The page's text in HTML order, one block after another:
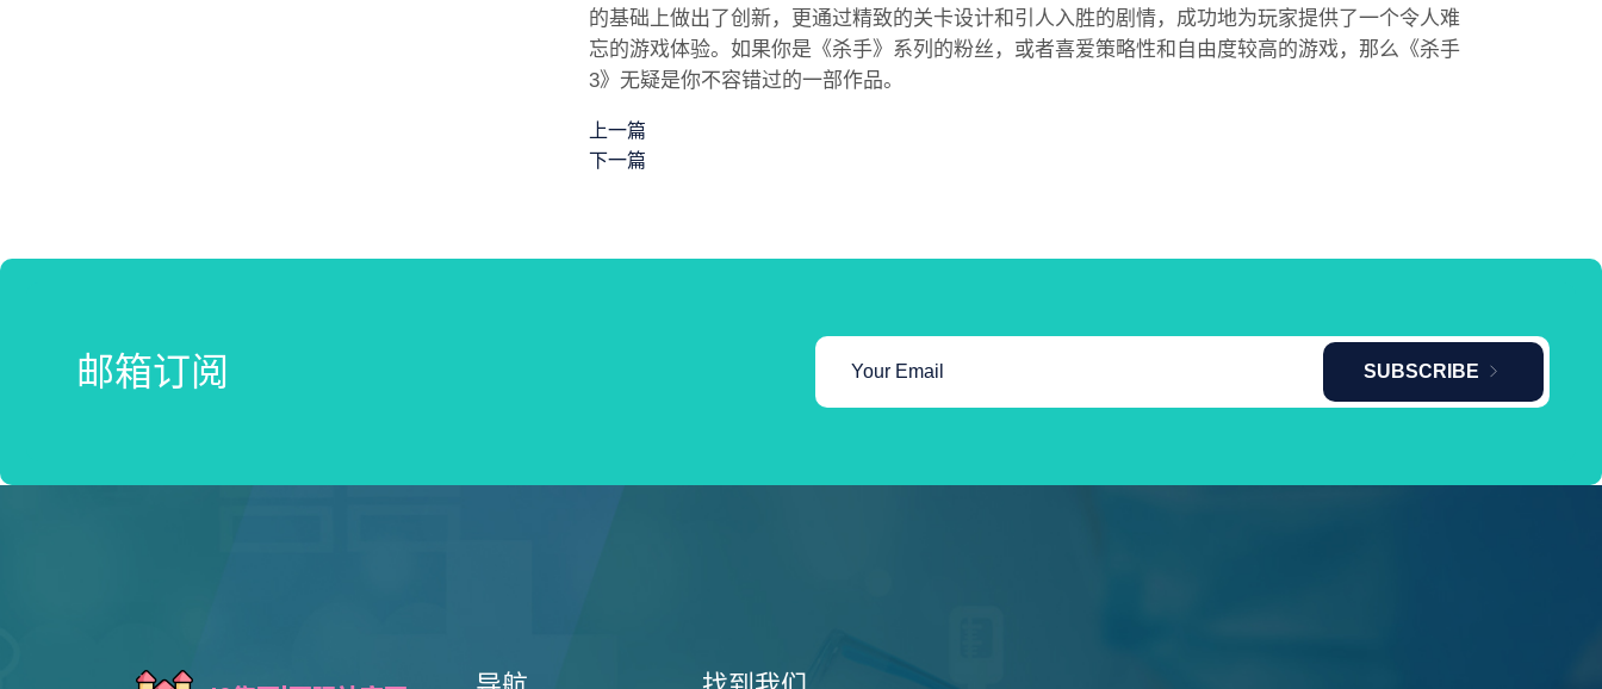
的基础上做出了创新，更通过精致的关卡设计和引人入胜的剧情，成功地为玩家提供了一个令人难
忘的游戏体验。如果你是《杀手》系列的粉丝，或者喜爱策略性和自由度较高的游戏，那么《杀手
3》无疑是你不容错过的一部作品。
上一篇
下一篇
邮箱订阅 SUBSCRIBE